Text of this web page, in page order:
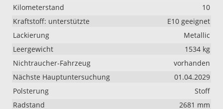
Kilometerstand
10
Kraftstoff: unterstützte
E10 geeignet
Lackierung
Metallic
Leergewicht
1534 kg
Nichtraucher-Fahrzeug
vorhanden
Nächste Hauptuntersuchung
01.04.2029
Polsterung
Stoff
Radstand
2681 mm